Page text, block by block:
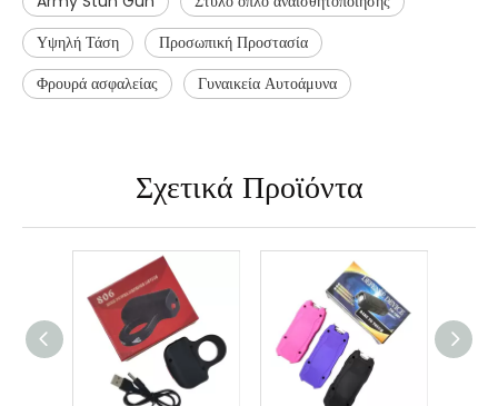
Υψηλή Τάση
Προσωπική Προστασία
Φρουρά ασφαλείας
Γυναικεία Αυτοάμυνα
Σχετικά Προϊόντα